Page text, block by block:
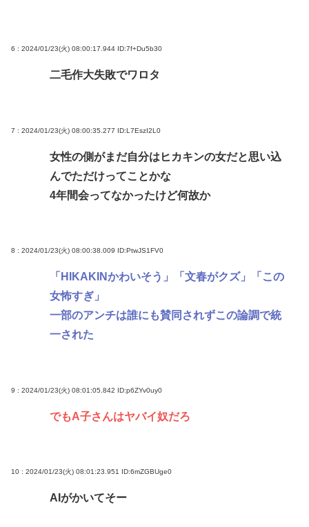
6 : 2024/01/23(火) 08:00:17.944 ID:7f+Du5b30
二毛作大失敗でワロタ
7 : 2024/01/23(火) 08:00:35.277 ID:L7EszI2L0
女性の側がまだ自分はヒカキンの女だと思い込
んでただけってことかな
4年間会ってなかったけど何故か
8 : 2024/01/23(火) 08:00:38.009 ID:PtwJS1FV0
「HIKAKINかわいそう」「文春がクズ」「この
女怖すぎ」
一部のアンチは誰にも賛同されずこの論調で統
一された
9 : 2024/01/23(火) 08:01:05.842 ID:p6ZYv0uy0
でもA子さんはヤバイ奴だろ
10 : 2024/01/23(火) 08:01:23.951 ID:6mZGBUge0
AIがかいてそー